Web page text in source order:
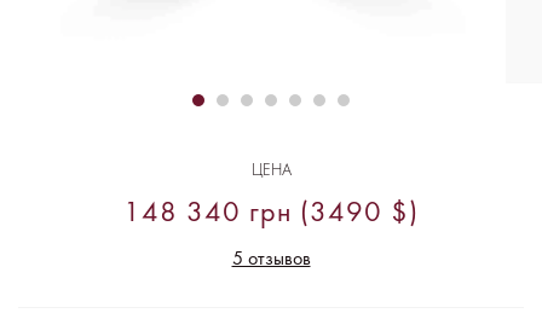
ЦЕНА
148 340 грн (3490 $)
5 отзывов